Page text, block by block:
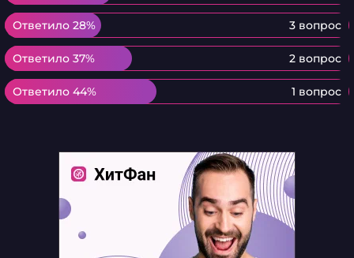
Ответило 28% 3 вопрос
Ответило 28%
Ответило 37% 2 вопрос
Ответило 37%
Ответило 44% 1 вопрос
Ответило 44%